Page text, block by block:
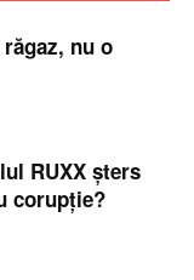
nu o
RUXX șters
corupție?